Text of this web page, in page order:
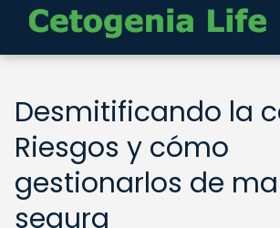
Desmitificando la
Riesgos y cómo
gestionarlos de
segura